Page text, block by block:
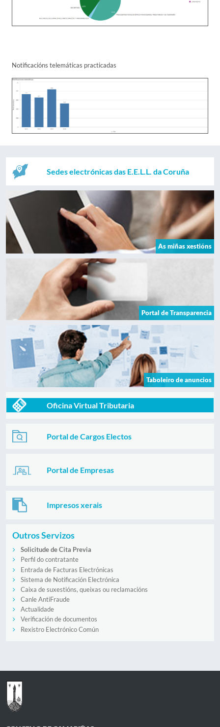
Notificacións telemáticas practicadas
Sedes electrónicas das E.E.L.L. da Coruña
As miñas xestións
Portal de Transparencia
Taboleiro de anuncios
Oficina Virtual Tributaria
Portal de Cargos Electos
Portal de Empresas
Impresos xerais
Outros Servizos
Solicitude de Cita Previa
Perfil do contratante
Entrada de Facturas Electrónicas
Sistema de Notificación Electrónica
Caixa de suxestións, queixas ou reclamacións
Canle AntiFraude
Actualidade
Verificación de documentos
Rexistro Electrónico Común